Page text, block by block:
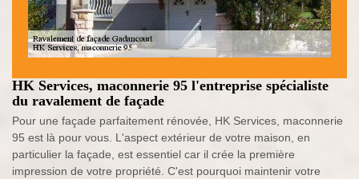
HK Services, maconnerie 95 l'entreprise spécialiste
du ravalement de façade
Pour une façade parfaitement rénovée, HK Services, maconnerie
95 est là pour vous. L'aspect extérieur de votre maison, en
particulier la façade, est essentiel car il crée la première
impression de votre propriété. C'est pourquoi maintenir votre